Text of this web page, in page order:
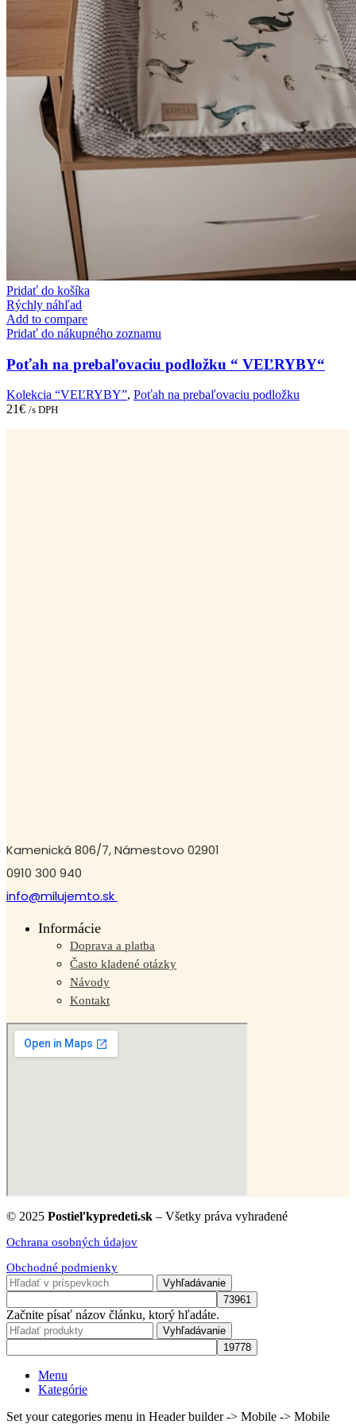
Pridať do košíka
Rýchly náhľad
Add to compare
Pridať do nákupného zoznamu
Poťah na prebaľovaciu podložku “ VEĽRYBY“
Kolekcia “VEĽRYBY”, Poťah na prebaľovaciu podložku
21€ /s DPH
Kamenická 806/7, Námestovo 02901
0910 300 940
info@milujemto.sk
Informácie
Doprava a platba
Často kladené otázky
Návody
Kontakt
© 2025 Postieľkypredeti.sk – Všetky práva vyhradené
Ochrana osobných údajov
Obchodné podmienky
Vyhľadávanie
Začnite písať názov článku, ktorý hľadáte.
Vyhľadávanie
Menu
Kategórie
Set your categories menu in Header builder -> Mobile -> Mobile